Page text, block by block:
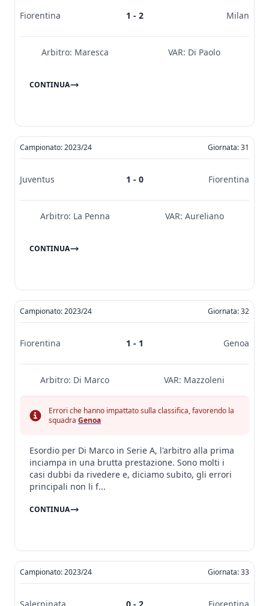
Fiorentina 1 - 2 Milan
Arbitro: Maresca VAR: Di Paolo
CONTINUA
Campionato: 2023/24 Giornata: 31
Juventus 1 - 0 Fiorentina
Arbitro: La Penna VAR: Aureliano
CONTINUA
Campionato: 2023/24 Giornata: 32
Fiorentina 1 - 1 Genoa
Arbitro: Di Marco VAR: Mazzoleni
Errori che hanno impattato sulla classifica, favorendo la
squadra Genoa
Esordio per Di Marco in Serie A, l'arbitro alla prima
inciampa in una brutta prestazione. Sono molti i
casi dubbi da rivedere e, diciamo subito, gli errori
principali non li f...
CONTINUA
Campionato: 2023/24 Giornata: 33